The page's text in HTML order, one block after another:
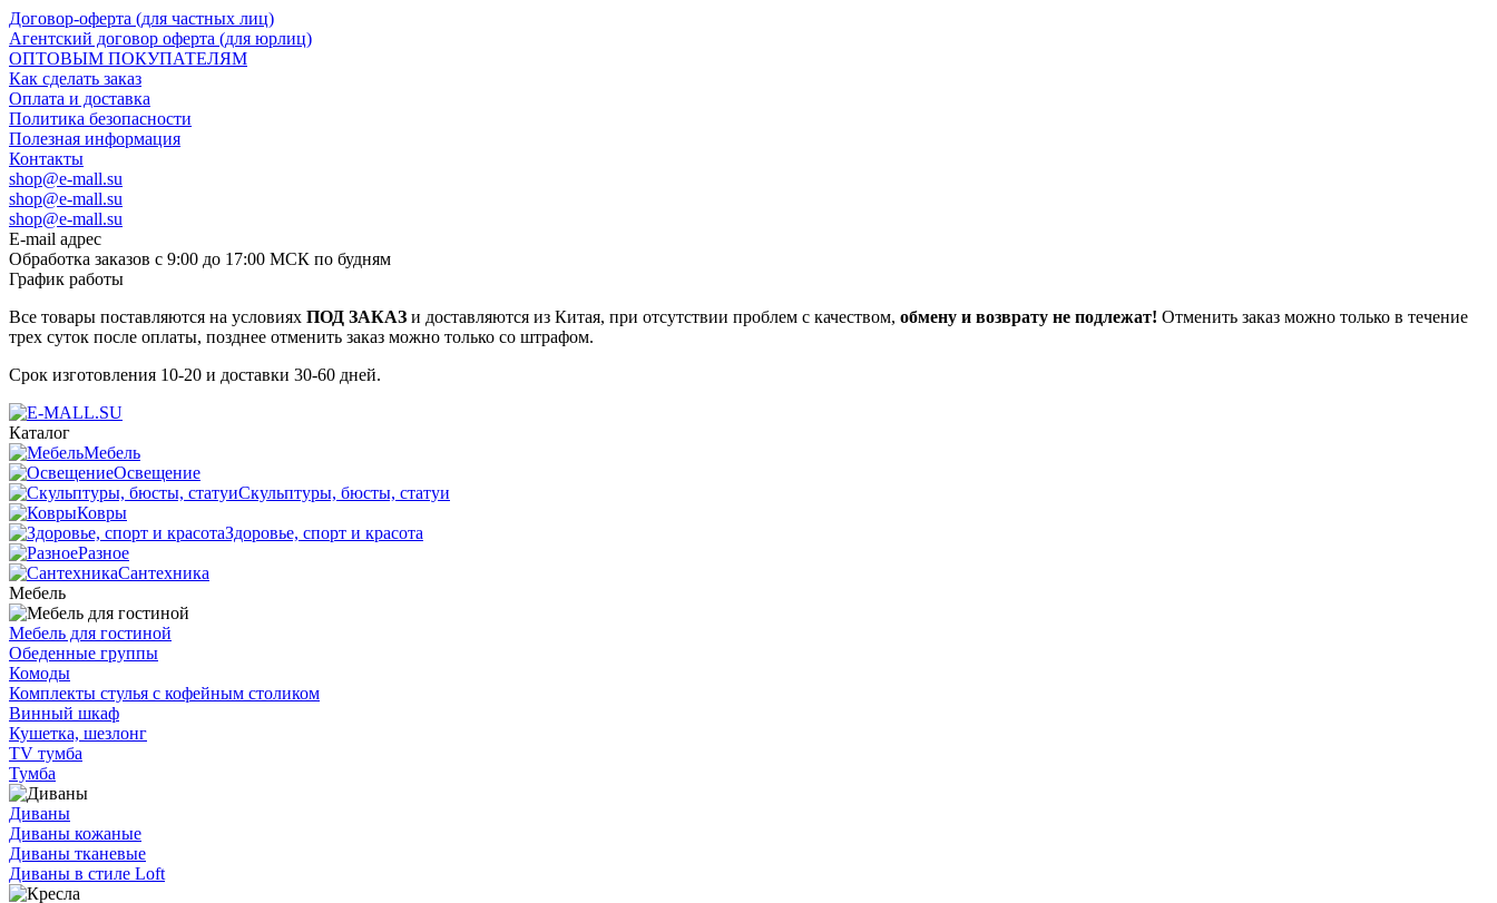
Договор-оферта (для частных лиц)
Агентский договор оферта (для юрлиц)
ОПТОВЫМ ПОКУПАТЕЛЯМ
Как сделать заказ
Оплата и доставка
Политика безопасности
Полезная информация
Контакты
shop@e-mall.su
shop@e-mall.su
shop@e-mall.su
E-mail адрес
Обработка заказов с 9:00 до 17:00 МСК по будням
График работы
Все товары поставляются на условиях ПОД ЗАКАЗ и доставляются из Китая, при отсутствии проблем с качеством, обмену и возврату не подлежат! Отменить заказ можно только в течение
трех суток после оплаты, позднее отменить заказ можно только со штрафом.
Срок изготовления 10-20 и доставки 30-60 дней.
Каталог
Мебель
Освещение
Скульптуры, бюсты, статуи
Ковры
Здоровье, спорт и красота
Разное
Сантехника
Мебель
Мебель для гостиной
Обеденные группы
Комоды
Комплекты стулья с кофейным столиком
Винный шкаф
Кушетка, шезлонг
TV тумба
Тумба
Диваны
Диваны кожаные
Диваны тканевые
Диваны в стиле Loft